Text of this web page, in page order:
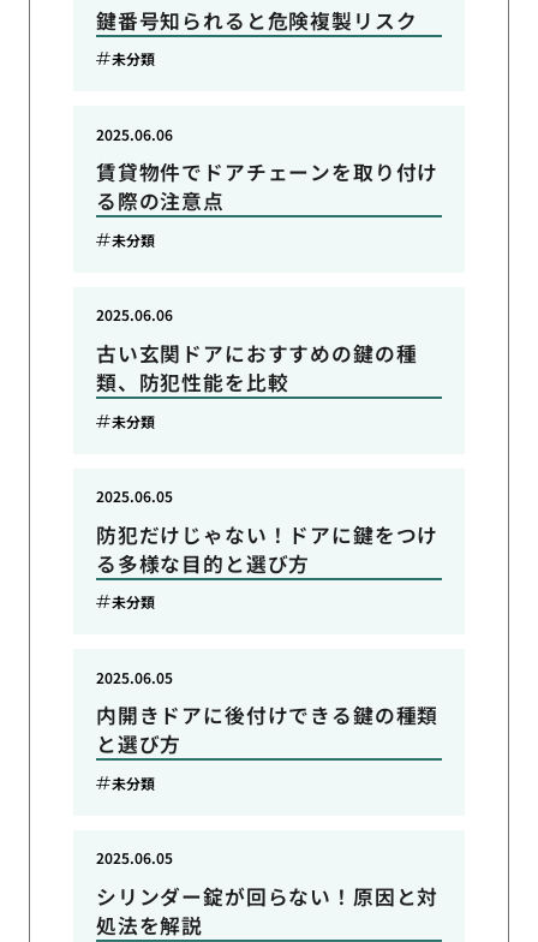
鍵番号知られると危険複製リスク
未分類
賃貸物件でドアチェーンを取り付け
る際の注意点
2025.06.06
未分類
古い玄関ドアにおすすめの鍵の種
類、防犯性能を比較
2025.06.06
未分類
防犯だけじゃない！ドアに鍵をつけ
る多様な目的と選び方
2025.06.05
未分類
内開きドアに後付けできる鍵の種類
と選び方
2025.06.05
未分類
シリンダー錠が回らない！原因と対
処法を解説
2025.06.05